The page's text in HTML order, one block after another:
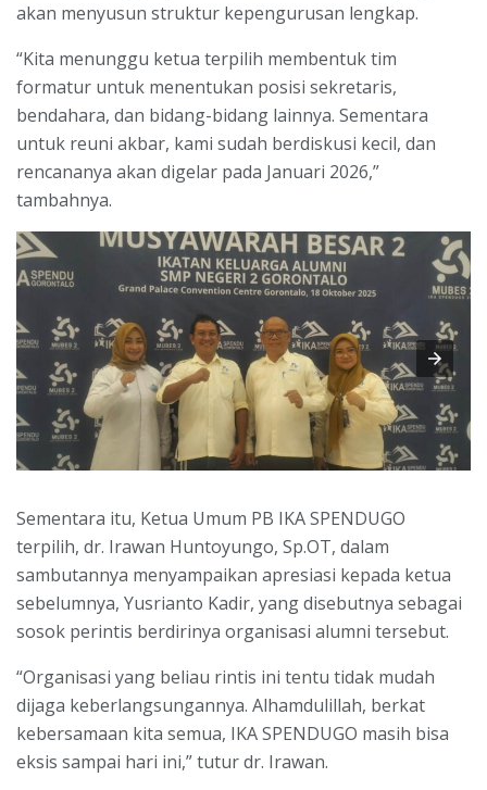
akan menyusun struktur kepengurusan lengkap.
“Kita menunggu ketua terpilih membentuk tim
formatur untuk menentukan posisi sekretaris,
bendahara, dan bidang-bidang lainnya. Sementara
untuk reuni akbar, kami sudah berdiskusi kecil, dan
rencananya akan digelar pada Januari 2026,”
tambahnya.
Sementara itu, Ketua Umum PB IKA SPENDUGO
terpilih, dr. Irawan Huntoyungo, Sp.OT, dalam
sambutannya menyampaikan apresiasi kepada ketua
sebelumnya, Yusrianto Kadir, yang disebutnya sebagai
sosok perintis berdirinya organisasi alumni tersebut.
“Organisasi yang beliau rintis ini tentu tidak mudah
dijaga keberlangsungannya. Alhamdulillah, berkat
kebersamaan kita semua, IKA SPENDUGO masih bisa
eksis sampai hari ini,” tutur dr. Irawan.